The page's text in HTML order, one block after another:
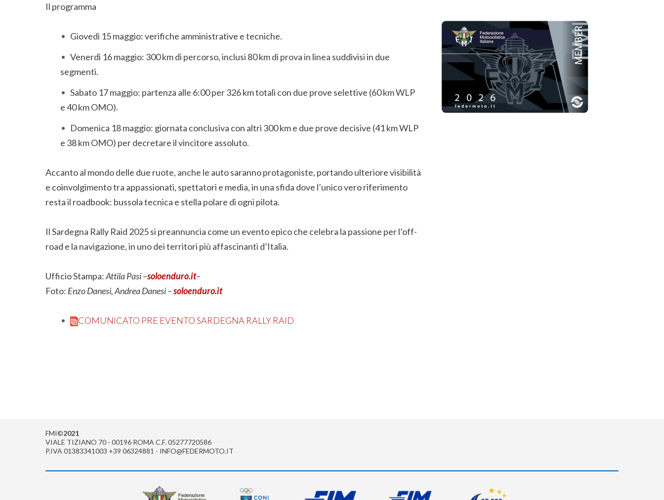
Il programma
Giovedì 15 maggio: verifiche amministrative e tecniche.
Venerdì 16 maggio: 300 km di percorso, inclusi 80 km di prova in linea suddivisi in due
segmenti.
Sabato 17 maggio: partenza alle 6:00 per 326 km totali con due prove selettive (60 km WLP
e 40 km OMO).
Domenica 18 maggio: giornata conclusiva con altri 300 km e due prove decisive (41 km WLP
e 38 km OMO) per decretare il vincitore assoluto.
Accanto al mondo delle due ruote, anche le auto saranno protagoniste, portando ulteriore visibilità
e coinvolgimento tra appassionati, spettatori e media, in una sfida dove l’unico vero riferimento
resta il roadbook: bussola tecnica e stella polare di ogni pilota.
Il Sardegna Rally Raid 2025 si preannuncia come un evento epico che celebra la passione per l’off-
road e la navigazione, in uno dei territori più affascinanti d’Italia.
Ufficio Stampa:Attila Pasi –soloenduro.it–
Foto: Enzo Danesi, Andrea Danesi –soloenduro.it
COMUNICATO PRE EVENTO SARDEGNA RALLY RAID
FMI©2021
VIALE TIZIANO 70 - 00196 ROMA C.F. 05277720586
P.IVA 01383341003 +39 06324881 - INFO@FEDERMOTO.IT